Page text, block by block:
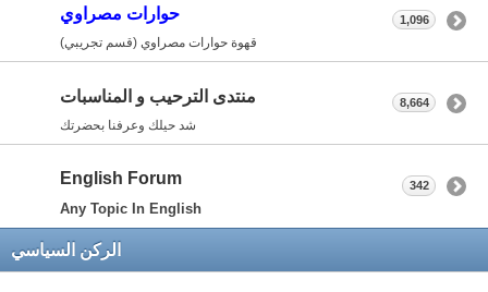
حوارات مصراوي
قهوة حوارات مصراوي (قسم تجريبي)
1,096
منتدى الترحيب و المناسبات
شد حيلك وعرفنا بحضرتك
8,664
English Forum
Any Topic In English
342
الركن السياسي